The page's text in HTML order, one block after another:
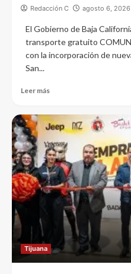
Redacción C agosto 6, 2026
El Gobierno de Baja
transporte gratuito
con la incorporación de
San...
Leer más
Tijuana